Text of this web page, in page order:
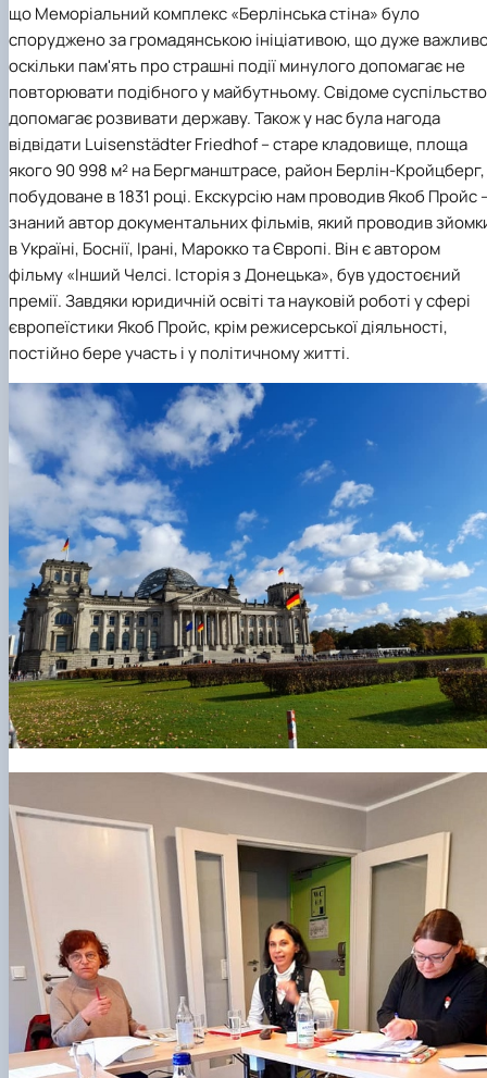
що Меморіальний комплекс «Берлінська стіна» було
споруджено за громадянською ініціативою, що дуже
оскільки пам'ять про страшні події минулого допомагає не
повторювати подібного у майбутньому. Свідоме суспільство
допомагає розвивати державу. Також у нас була нагода
відвідати Luisenstädter Friedhof – старе кладовище, площа
якого 90 998 м² на Бергманштрасе, район Берлін-Кройцберг,
побудоване в 1831 році. Екскурсію нам проводив Якоб Пройс
знаний автор документальних фільмів, який проводив
в Україні, Боснії, Ірані, Марокко та Європі. Він є автором
фільму «Інший Челсі. Історія з Донецька», був удостоєний
премії. Завдяки юридичній освіті та науковій роботі у сфері
європеїстики Якоб Пройс, крім режисерської діяльності,
постійно бере участь і у політичному житті.